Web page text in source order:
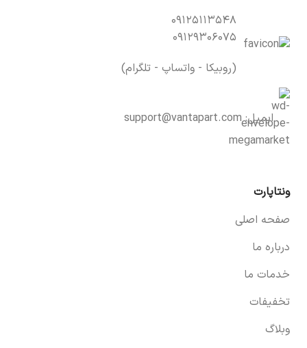
۰۹۱۲۵۱۱۳۵۴۸
۰۹۱۲۹۳۰۶۰۷۵
(روبیکا - واتساپ - تلگرام)
ایمیل:support@vantapart.com
ونتاپارت
صفحه اصلی
درباره ما
خدمات ما
تخفیفات
وبلاگ